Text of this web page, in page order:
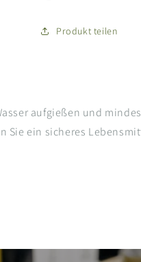
Produkt teilen
aufgießen und
Sie ein sicheres